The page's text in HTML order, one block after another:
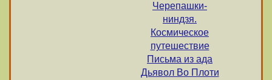
Черепашки-
ниндзя.
Космическое
путешествие
Письма из ада
Дьявол Во Плоти